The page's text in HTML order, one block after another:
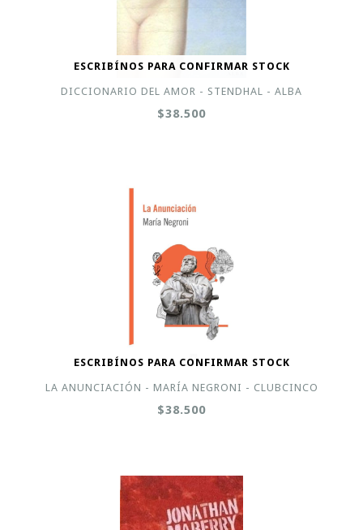
ESCRIBÍNOS PARA CONFIRMAR STOCK
DICCIONARIO DEL AMOR - STENDHAL - ALBA
$38.500
ESCRIBÍNOS PARA CONFIRMAR STOCK
LA ANUNCIACIÓN - MARÍA NEGRONI - CLUBCINCO
$38.500